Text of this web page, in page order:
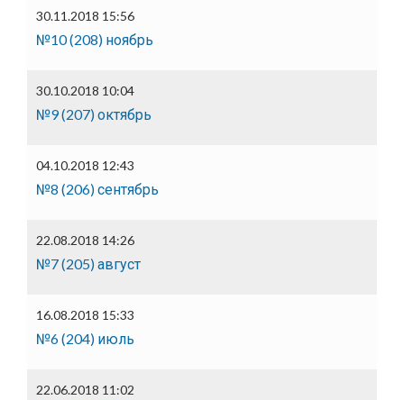
30.11.2018 15:56
№10 (208) ноябрь
30.10.2018 10:04
№9 (207) октябрь
04.10.2018 12:43
№8 (206) сентябрь
22.08.2018 14:26
№7 (205) август
16.08.2018 15:33
№6 (204) июль
22.06.2018 11:02